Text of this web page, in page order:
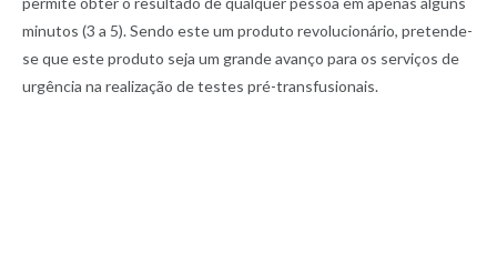
minutos (3 a 5). Sendo este um produto revolucionário, pretende-
se que este produto seja um grande avanço para os serviços de
urgência na realização de testes pré-transfusionais.